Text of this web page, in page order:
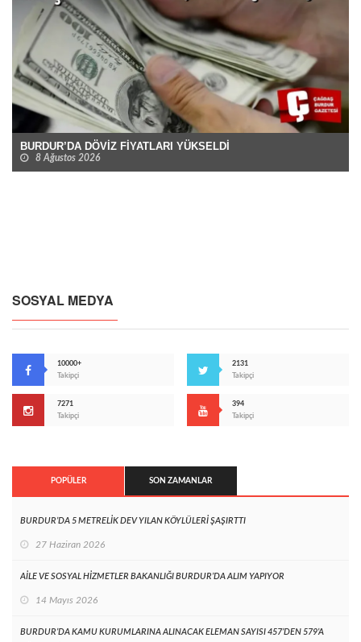
BURDUR’DA DÖVİZ FİYATLARI YÜKSELDİ
8 Ağustos 2026
SOSYAL MEDYA
10000+
Takipçi
2131
Takipçi
7271
Takipçi
394
Takipçi
POPÜLER SON ZAMANLAR
BURDUR’DA 5 METRELİK DEV YILAN KÖYLÜLERİ ŞAŞIRTTI
27 Haziran 2026
AİLE VE SOSYAL HİZMETLER BAKANLIĞI BURDUR’DA ALIM YAPIYOR
14 Mayıs 2026
BURDUR’DA KAMU KURUMLARINA ALINACAK ELEMAN SAYISI 457’DEN 579’A